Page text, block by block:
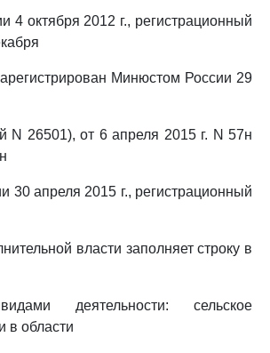
4 октября 2012 г., регистрационный
Минюстом России 29
N 26501), от 6 апреля 2015 г. N 57н
30 апреля 2015 г., регистрационный
власти заполняет строку в
деятельности: сельское
в области